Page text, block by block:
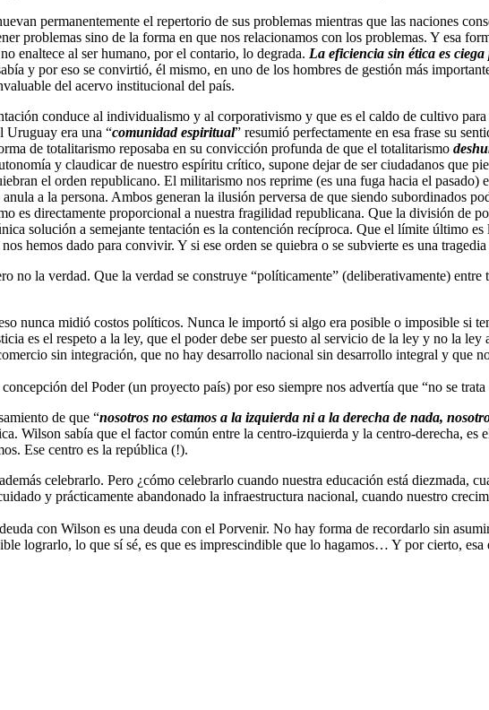
permanentemente el repertorio de sus problemas mientras que las naciones
problemas sino de la forma en que nos relacionamos con los problemas. Y esa
enaltece al ser humano, por el contario, lo degrada. La eficiencia sin ética es
y por eso se convirtió, él mismo, en uno de los hombres de gestión más
del acervo institucional del país.
conduce al individualismo y al corporativismo y que es el caldo de cultivo
Uruguay era una “comunidad espiritual” resumió perfectamente en esa frase su
de totalitarismo reposaba en su convicción profunda de que el totalitarismo
y claudicar de nuestro espíritu crítico, supone dejar de ser ciudadanos que
el orden republicano. El militarismo nos reprime (es una fuga hacia el pasado)
a la persona. Ambos generan la ilusión perversa de que siendo subordinados
es directamente proporcional a nuestra fragilidad republicana. Que la división de
solución a semejante tentación es la contención recíproca. Que el límite último
hemos dado para convivir. Y si ese orden se quiebra o se subvierte es una tragedia
no la verdad. Que la verdad se construye “políticamente” (deliberativamente) entre
nunca midió costos políticos. Nunca le importó si algo era posible o imposible si
es el respeto a la ley, que el poder debe ser puesto al servicio de la ley y no la
sin integración, que no hay desarrollo nacional sin desarrollo integral y que
del Poder (un proyecto país) por eso siempre nos advertía que “no se
de que “nosotros no estamos a la izquierda ni a la derecha de nada,
Wilson sabía que el factor común entre la centro-izquierda y la centro-derecha, es
Ese centro es la república (!).
celebrarlo. Pero ¿cómo celebrarlo cuando nuestra educación está diezmada,
y prácticamente abandonado la infraestructura nacional, cuando nuestro
con Wilson es una deuda con el Porvenir. No hay forma de recordarlo sin
lograrlo, lo que sí sé, es que es imprescindible que lo hagamos… Y por cierto, esa